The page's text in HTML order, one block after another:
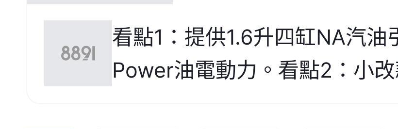
看點1：提供1.6升四缸NA汽油
Power油電動力。看點2：小